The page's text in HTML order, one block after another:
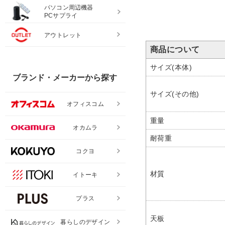
商品について
サイズ(本体)
サイズ(その他)
重量
耐荷重
材質
天板
パソコン周辺機器
PCサプライ
アウトレット
ブランド・メーカーから探す
オフィスコム
オカムラ
コクヨ
イトーキ
プラス
暮らしのデザイン